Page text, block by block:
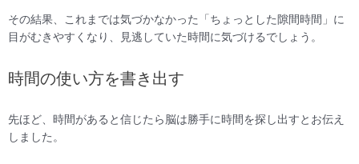
その結果、これまでは気づかなかった「ちょっとした隙間時間」に
目がむきやすくなり、見逃していた時間に気づけるでしょう。
時間の使い方を書き出す
先ほど、時間があると信じたら脳は勝手に時間を探し出すとお伝え
しました。